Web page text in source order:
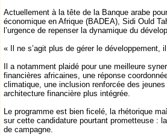
Actuellement à la tête de la Banque arabe
économique en Afrique (BADEA), Sidi Ould
l’urgence de repenser la dynamique du
« Il ne s’agit plus de gérer le développement,
Il a notamment plaidé pour une meilleure
financières africaines, une réponse
climatique, une inclusion renforcée des
architecture financière plus intégrée.
Le programme est bien ficelé, la rhétorique
sur cette candidature pourtant prometteuse :
de campagne.